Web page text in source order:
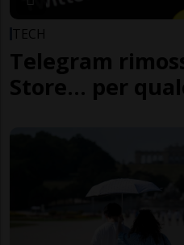
TECH
Telegram
Store... per